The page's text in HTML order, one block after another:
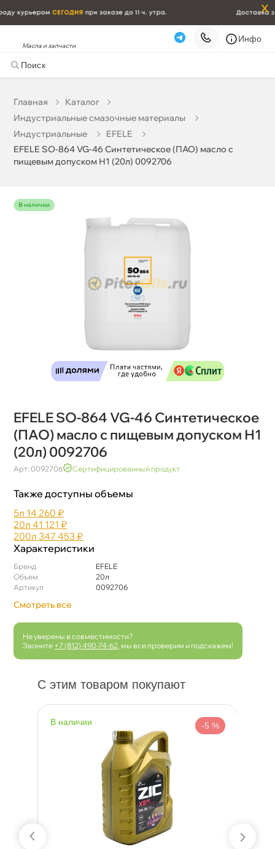
x
Масла и запчасти
Инфо
Главная
Катало
Индустриальные смазочные материалы
Индустриальные
EFELE
EFELE SO-864 VG-46 Синтетическое (ПАО) масло с
пищевым допуском Н1 (20л) 0092706
наличии
EFELE SO-864 VG-46 Синтетическое
(ПАО) масло с пищевым допуском Н1
(20л) 0092706
Арт: 0092706 Сертифицированный продукт
Также доступны объемы
5л 14 260 ₽
20л 41 121 ₽
200л 347 453 ₽
Характеристики
Бренд
EFELE
Объем
20л
Артикул
0092706
Смотреть все
Не уверены в совместимости?
Звоните +7 (812) 490-74-62 , мы все проверим и подскажем!
С этим товаром покупают
наличии -5 %
EFELE SO-864 VG-46 Синтетическое (ПАО) масло с
Бесплатная
Срочная за 2 ч – 399 ₽ Сегодня, 08.08